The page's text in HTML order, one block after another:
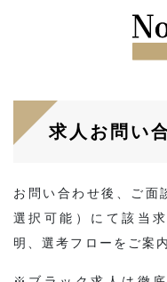
求人お問い
お問い合わせ後、ご
選択可能）にて該当
明、選考フローをご案